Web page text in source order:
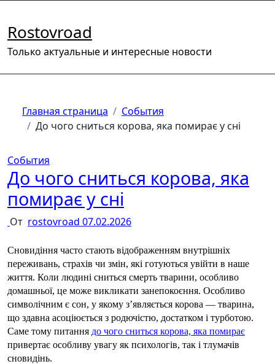
содержимому
Rostovroad
Только актуальные и интересные новости
Главная страница
События
До чого сниться корова, яка помирає у сні
События
До чого сниться корова, яка
помирає у сні
От rostovroad 07.02.2026
Сновидіння часто стають відображенням внутрішніх
переживань, страхів чи змін, які готуються увійти в наше
життя. Коли людині сниться смерть тварини, особливо
домашньої, це може викликати занепокоєння. Особливо
символічним є сон, у якому з’являється корова — тварина,
що здавна асоціюється з родючістю, достатком і турботою.
Саме тому питання до чого сниться корова, яка помирає
привертає особливу увагу як психологів, так і тлумачів
сновидінь.